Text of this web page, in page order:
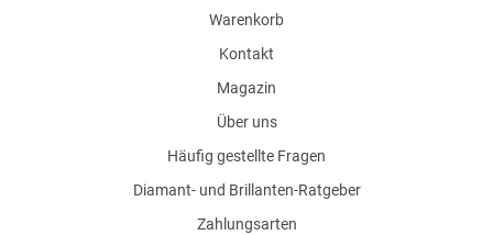
Warenkorb
Kontakt
Magazin
Über uns
Häufig gestellte Fragen
Diamant- und Brillanten-Ratgeber
Zahlungsarten